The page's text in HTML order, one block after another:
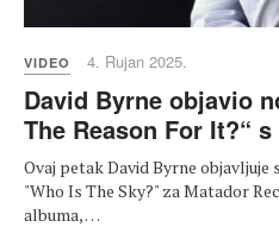
VIDEO 4. Rujan 2025.
David Byrne objavio
The Reason For It?“
Ovaj petak David Byrne objavljuje
"Who Is The Sky?" za Matador
albuma, …